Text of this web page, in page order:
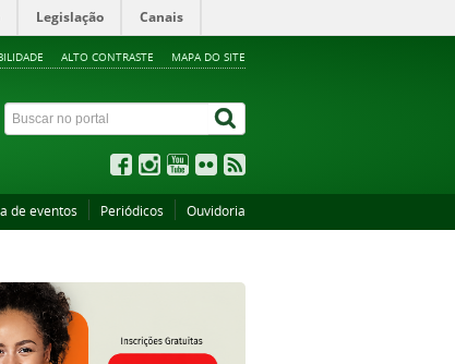
Legislação Canais
ALTO CONTRASTE MAPA DO SITE
de eventos Periódicos Ouvidoria